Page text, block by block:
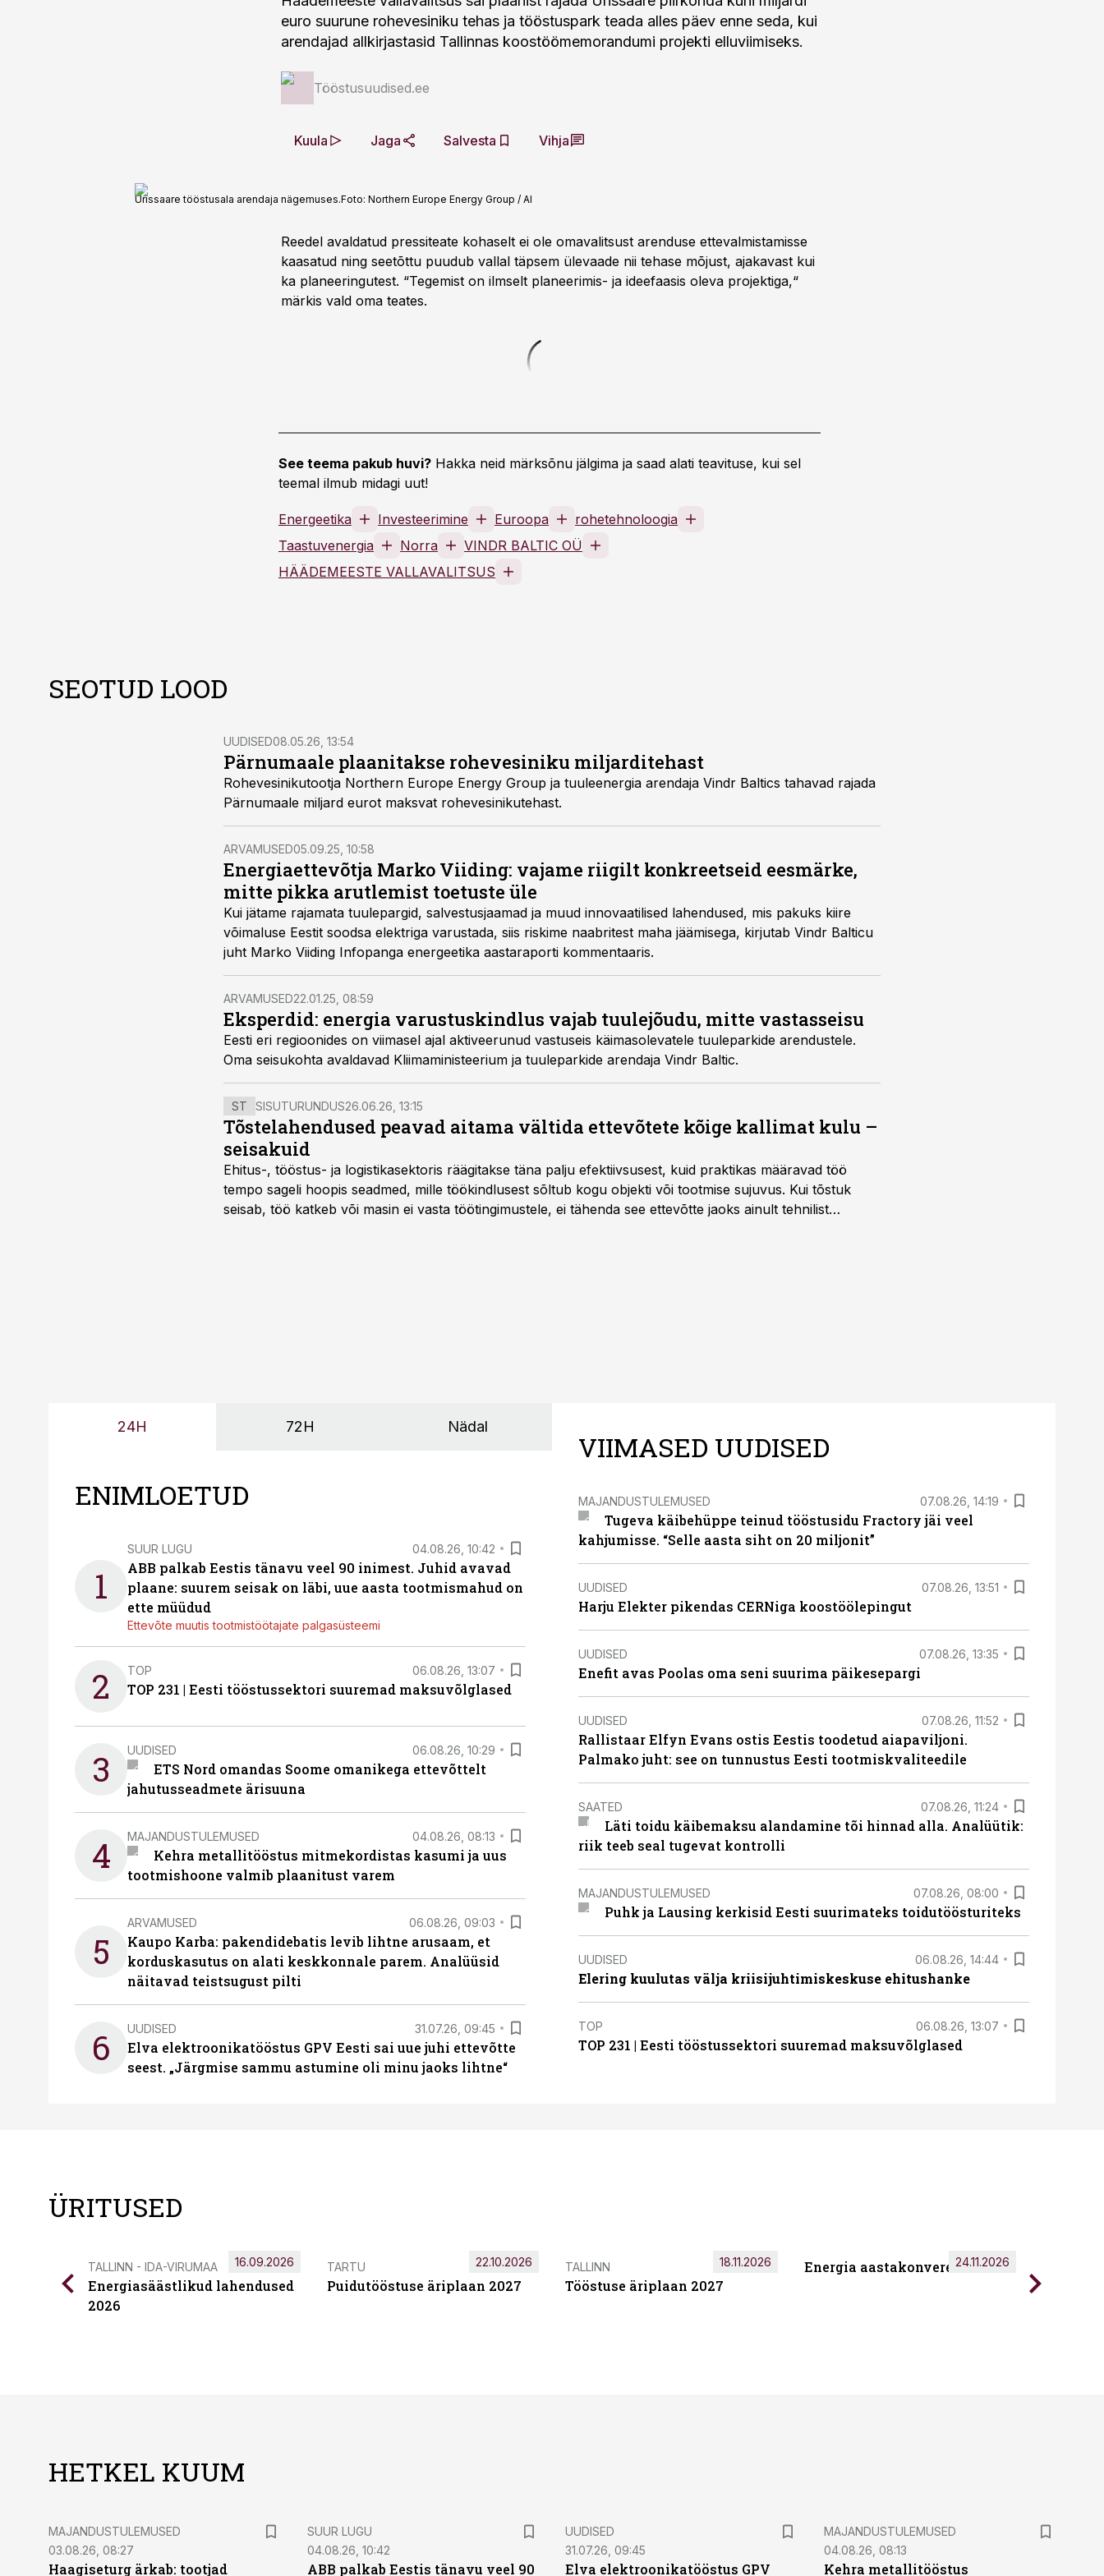
euro suurune rohevesiniku tehas ja tööstuspark teada alles päev enne seda, kui
arendajad allkirjastasid Tallinnas koostöömemorandumi projekti elluviimiseks.
Tööstusuudised.ee
Kuula Jaga Salvesta Vihja
Urissaare tööstusala arendaja nägemuses.Foto: Northern Europe Energy Group / AI
Reedel avaldatud pressiteate kohaselt ei ole omavalitsust arenduse ettevalmistamisse
kaasatud ning seetõttu puudub vallal täpsem ülevaade nii tehase mõjust, ajakavast kui
ka planeeringutest. “Tegemist on ilmselt planeerimis- ja ideefaasis oleva projektiga,“
märkis vald oma teates.
See teema pakub huvi? Hakka neid märksõnu jälgima ja saad alati teavituse, kui sel
teemal ilmub midagi uut!
Energeetika Investeerimine Euroopa
rohetehnoloogia
Taastuvenergia
Norra
VINDR BALTIC OÜ
HÄÄDEMEESTE VALLAVALITSUS
SEOTUD LOOD
UUDISED08.05.26, 13:54
Pärnumaale plaanitakse rohevesiniku miljarditehast
Rohevesinikutootja Northern Europe Energy Group ja tuuleenergia arendaja Vindr Baltics tahavad rajada
Pärnumaale miljard eurot maksvat rohevesinikutehast.
ARVAMUSED05.09.25, 10:58
Energiaettevõtja Marko Viiding: vajame riigilt konkreetseid eesmärke,
mitte pikka arutlemist toetuste üle
Kui jätame rajamata tuulepargid, salvestusjaamad ja muud innovaatilised lahendused, mis pakuks kiire
võimaluse Eestit soodsa elektriga varustada, siis riskime naabritest maha jäämisega, kirjutab Vindr Balticu
juht Marko Viiding Infopanga energeetika aastaraporti kommentaaris.
ARVAMUSED22.01.25, 08:59
Eksperdid: energia varustuskindlus vajab tuulejõudu, mitte vastasseisu
Eesti eri regioonides on viimasel ajal aktiveerunud vastuseis käimasolevatele tuuleparkide arendustele.
Oma seisukohta avaldavad Kliimaministeerium ja tuuleparkide arendaja Vindr Baltic.
ST SISUTURUNDUS26.06.26, 13:15
Tõstelahendused peavad aitama vältida ettevõtete kõige kallimat kulu –
seisakuid
Ehitus-, tööstus- ja logistikasektoris räägitakse täna palju efektiivsusest, kuid praktikas määravad töö
tempo sageli hoopis seadmed, mille töökindlusest sõltub kogu objekti või tootmise sujuvus. Kui tõstuk
seisab, töö katkeb või masin ei vasta töötingimustele, ei tähenda see ettevõtte jaoks ainult tehnilist
24H 72H Nädal
ENIMLOETUD
1
SUUR LUGU 04.08.26, 10:42
ABB palkab Eestis tänavu veel 90 inimest. Juhid avavad
plaane: suurem seisak on läbi, uue aasta tootmismahud on
ette müüdud
Ettevõte muutis tootmistöötajate palgasüsteemi
2 TOP 06.08.26, 13:07
TOP 231 | Eesti tööstussektori suuremad maksuvõlglased
3 UUDISED 06.08.26, 10:29
ETS Nord omandas Soome omanikega ettevõttelt
jahutusseadmete ärisuuna
4 MAJANDUSTULEMUSED 04.08.26, 08:13
Kehra metallitööstus mitmekordistas kasumi ja uus
tootmishoone valmib plaanitust varem
5
ARVAMUSED 06.08.26, 09:03
Kaupo Karba: pakendidebatis levib lihtne arusaam, et
korduskasutus on alati keskkonnale parem. Analüüsid
näitavad teistsugust pilti
6 UUDISED 31.07.26, 09:45
Elva elektroonikatööstus GPV Eesti sai uue juhi ettevõtte
seest. „Järgmise sammu astumine oli minu jaoks lihtne“
VIIMASED UUDISED
MAJANDUSTULEMUSED 07.08.26, 14:19
Tugeva käibehüppe teinud tööstusidu Fractory jäi veel
kahjumisse. “Selle aasta siht on 20 miljonit”
UUDISED 07.08.26, 13:51
Harju Elekter pikendas CERNiga koostöölepingut
UUDISED 07.08.26, 13:35
Enefit avas Poolas oma seni suurima päikesepargi
UUDISED 07.08.26, 11:52
Rallistaar Elfyn Evans ostis Eestis toodetud aiapaviljoni.
Palmako juht: see on tunnustus Eesti tootmiskvaliteedile
SAATED 07.08.26, 11:24
Läti toidu käibemaksu alandamine tõi hinnad alla. Analüütik:
riik teeb seal tugevat kontrolli
MAJANDUSTULEMUSED 07.08.26, 08:00
Puhk ja Lausing kerkisid Eesti suurimateks toidutöösturiteks
UUDISED 06.08.26, 14:44
Elering kuulutas välja kriisijuhtimiskeskuse ehitushanke
TOP 06.08.26, 13:07
TOP 231 | Eesti tööstussektori suuremad maksuvõlglased
ÜRITUSED
TALLINN - IDA-VIRUMAA
Energiasäästlikud lahendused
2026
16.09.2026 TARTU
Puidutööstuse äriplaan 2027
22.10.2026 TALLINN
Tööstuse äriplaan 2027
18.11.2026 Energia aastakonverents 2026
24.11.2026
HETKEL KUUM
MAJANDUSTULEMUSED
03.08.26, 08:27
Haagiseturg ärkab: tootjad
SUUR LUGU
04.08.26, 10:42
ABB palkab Eestis tänavu veel 90
UUDISED
31.07.26, 09:45
Elva elektroonikatööstus GPV
MAJANDUSTULEMUSED
04.08.26, 08:13
Kehra metallitööstus